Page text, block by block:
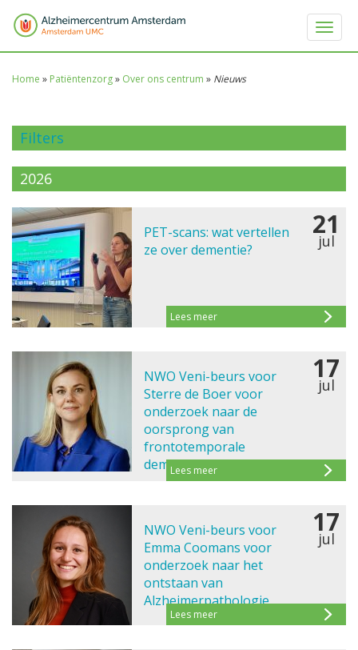
Toggle
Home » Patiëntenzorg» Over ons centrum » Nieuws
Filters
2026
PET-scans: wat vertellen
ze over dementie?
21
jul
Lees meer
NWO Veni-beurs voor
Sterre de Boer voor
onderzoek naar de
oorsprong van
frontotemporale
dementie
17
jul
Lees meer
NWO Veni-beurs voor
Emma Coomans voor
onderzoek naar het
ontstaan van
Alzheimerpathologie
17
jul
Lees meer